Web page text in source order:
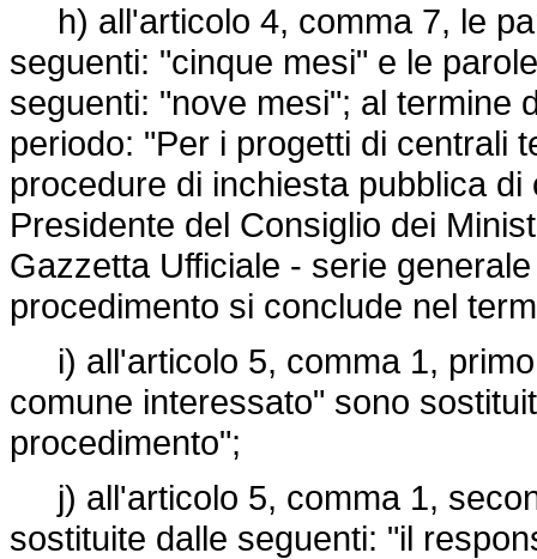
h) all'articolo 4, comma 7, le
seguenti: "cinque mesi" e le
seguenti: "nove mesi"; al termine
periodo: "Per i progetti di centrali
procedure di inchiesta pubblica
Presidente del Consiglio dei
Gazzetta Ufficiale - serie
procedimento si conclude nel
i) all'articolo 5, comma 1,
comune interessato" sono
procedimento";
j) all'articolo 5, comma 1,
sostituite dalle seguenti: "il